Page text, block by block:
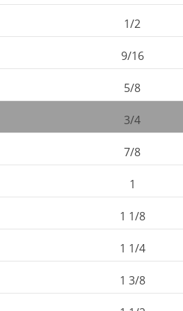
1/2
9/16
5/8
3/4
7/8
1
1 1/8
1 1/4
1 3/8